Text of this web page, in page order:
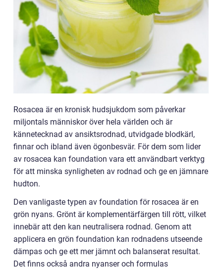
Rosacea är en kronisk hudsjukdom som påverkar
miljontals människor över hela världen och är
kännetecknad av ansiktsrodnad, utvidgade blodkärl,
finnar och ibland även ögonbesvär. För dem som lider
av rosacea kan foundation vara ett användbart verktyg
för att minska synligheten av rodnad och ge en jämnare
hudton.
Den vanligaste typen av foundation för rosacea är en
grön nyans. Grönt är komplementärfärgen till rött, vilket
innebär att den kan neutralisera rodnad. Genom att
applicera en grön foundation kan rodnadens utseende
dämpas och ge ett mer jämnt och balanserat resultat.
Det finns också andra nyanser och formulas